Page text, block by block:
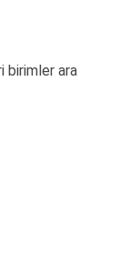
birimler ara